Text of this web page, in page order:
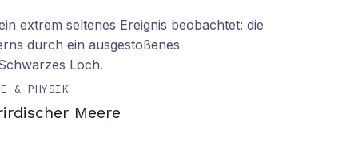
extrem seltenes Ereignis beobachtet: die
durch ein ausgestoßenes
Loch.
& PHYSIK
Meere